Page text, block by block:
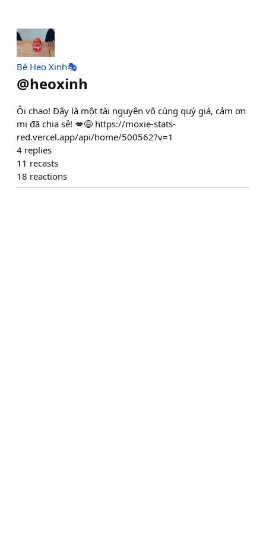
Bé Heo Xinh🎭
@heoxinh
Ôi chao! Đây là một tài nguyên vô cùng quý giá, cảm ơn
mi đã chia sẻ! 💋😅 https://moxie-stats-
red.vercel.app/api/home/500562?v=1
4 replies
11 recasts
18 reactions